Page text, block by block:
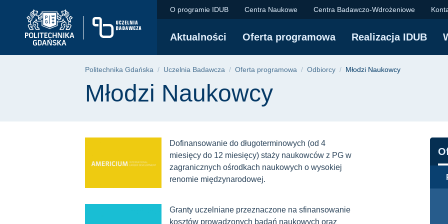
głównego
wyszukiwarki
Młodzi Naukowcy | Politechnika Gdańska
O programie IDUB Centra Naukowe Centra Badawczo-Wdrożeniowe
Aktualności Oferta programowa Realizacja IDUB
Ścieżka nawigacyjna
Politechnika Gdańska Uczelnia Badawcza Oferta programowa Odbiorcy Młodzi Naukowcy
Treść strony
Młodzi Naukowcy
Dofinansowanie do długoterminowych (od 4
miesięcy do 12 miesięcy) staży naukowców z PG w
zagranicznych ośrodkach naukowych o wysokiej
renomie międzynarodowej.
Granty uczelniane przeznaczone na sfinansowanie
kosztów prowadzonych badań naukowych oraz